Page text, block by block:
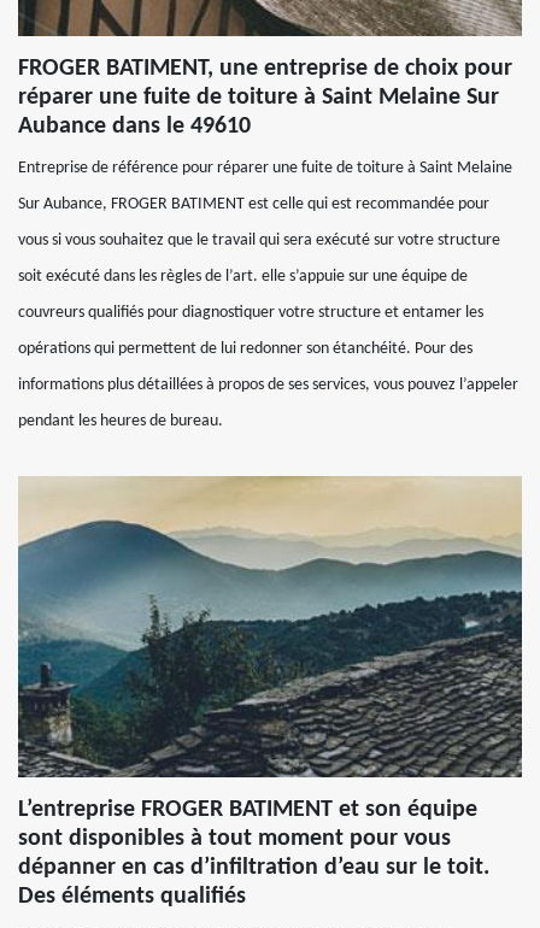
FROGER BATIMENT, une entreprise de choix pour
réparer une fuite de toiture à Saint Melaine Sur
Aubance dans le 49610
Entreprise de référence pour réparer une fuite de toiture à Saint Melaine
Sur Aubance, FROGER BATIMENT est celle qui est recommandée pour
vous si vous souhaitez que le travail qui sera exécuté sur votre structure
soit exécuté dans les règles de l’art. elle s’appuie sur une équipe de
couvreurs qualifiés pour diagnostiquer votre structure et entamer les
opérations qui permettent de lui redonner son étanchéité. Pour des
informations plus détaillées à propos de ses services, vous pouvez l’appeler
pendant les heures de bureau.
L’entreprise FROGER BATIMENT et son équipe
sont disponibles à tout moment pour vous
dépanner en cas d’infiltration d’eau sur le toit.
Des éléments qualifiés